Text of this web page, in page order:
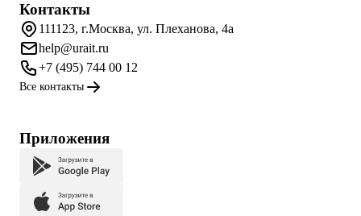
Контакты
111123, г.Москва, ул. Плеханова, 4а
help@urait.ru
+7 (495) 744 00 12
Все контакты
Приложения